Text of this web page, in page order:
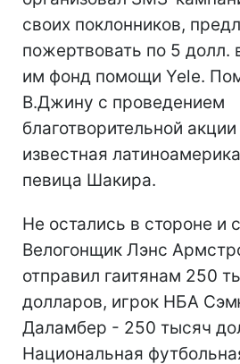
своих поклонников,
пожертвовать по 5 долл.
им фонд помощи Yele.
В.Джину с проведением
благотворительной
известная
певица Шакира.
Не остались в стороне и
Велогонщик Лэнс
отправил гаитянам 250
долларов, игрок НБА
Даламбер - 250 тысяч
Национальная